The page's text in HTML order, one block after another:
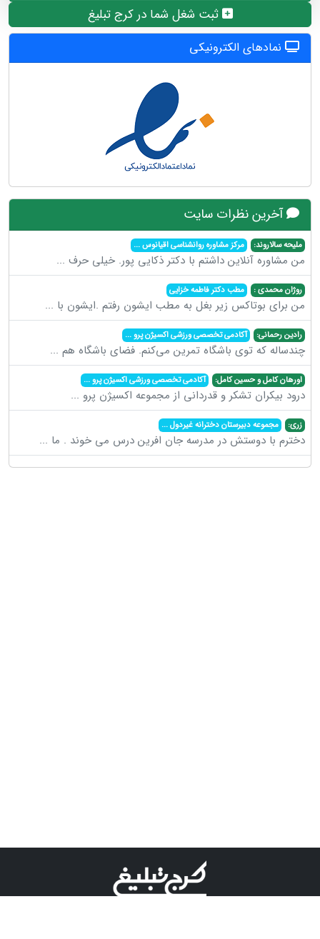
ثبت شغل شما در کرج تبلیغ
نمادهای الکترونیکی
آخرین نظرات سایت
ملیحه سالاروند: مرکز مشاوره روانشناسی اقیانوس...
من مشاوره آنلاین داشتم با دکتر ذکایی پور. خیلی حرف ...
روژان محمدی : مطب دکتر فاطمه خزایی
من برای بوتاکس زیر بغل به مطب ایشون رفتم .ایشون با ...
رادین رحمانی: آکادمی تخصصی ورزشی اکسیژن پرو...
چندساله که توی باشگاه تمرین می‌کنم. فضای باشگاه هم ...
اورهان کامل و حسین کامل: آکادمی تخصصی ورزشی اکسیژن پرو...
درود بیکران تشکر و قدردانی از مجموعه اکسیژن پرو ...
زری: مجموعه دبیرستان دخترانه غیردول...
دخترم با دوستش در مدرسه جان افرین درس می خوند . ما ...